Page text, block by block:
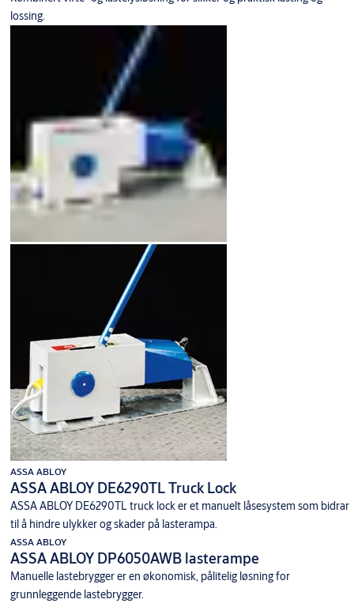
lossing.
ASSA ABLOY
ASSA ABLOY DE6290TL Truck Lock
ASSA ABLOY DE6290TL truck lock er et manuelt låsesystem som bidrar
til å hindre ulykker og skader på lasterampa.
ASSA ABLOY
ASSA ABLOY DP6050AWB lasterampe
Manuelle lastebrygger er en økonomisk, pålitelig løsning for
grunnleggende lastebrygger.